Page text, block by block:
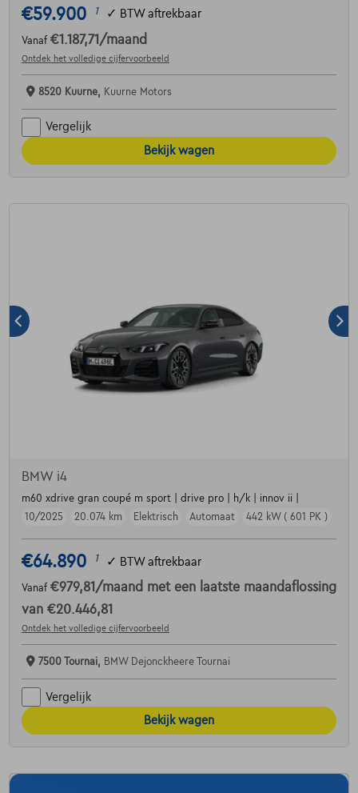
€59.900 1 ✓ BTW aftrekbaar
Vanaf €1.187,71 /maand
Ontdek het volledige cijfervoorbeeld
8520 Kuurne, Kuurne Motors
Vergelijk
Bekijk wagen
BMW i4
m60 xdrive gran coupé m sport | drive pro | h/k | innov ii |
10/2025
20.074 km Elektrisch Automaat 442 kW ( 601 PK )
€64.890 1 ✓ BTW aftrekbaar
Vanaf €979,81 /maand met een laatste maandaflossing
van €20.446,81
Ontdek het volledige cijfervoorbeeld
7500 Tournai, BMW Dejonckheere Tournai
Vergelijk
Bekijk wagen